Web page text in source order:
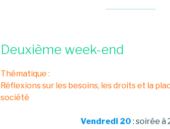
Deuxième week-end
Thématique :
Réflexions sur les besoins, les droits et la
société
Vendredi 20 : soirée à